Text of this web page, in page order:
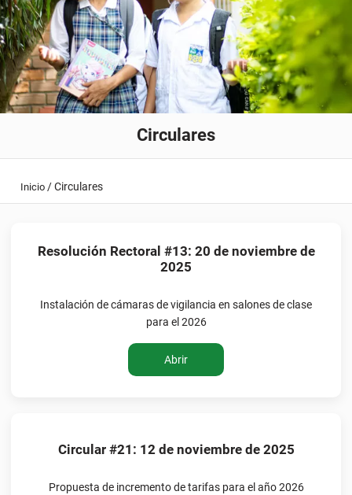
Circulares
Inicio /Circulares
Resolución Rectoral #13: 20 de noviembre de
2025
Instalación de cámaras de vigilancia en salones de clase
para el 2026
Abrir
Circular #21: 12 de noviembre de 2025
Propuesta de incremento de tarifas para el año 2026